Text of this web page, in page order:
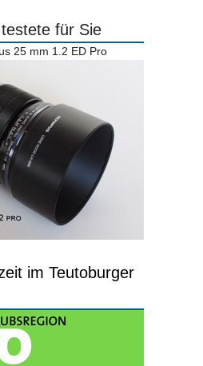
für Sie
25 mm 1.2 ED Pro
im Teutoburger